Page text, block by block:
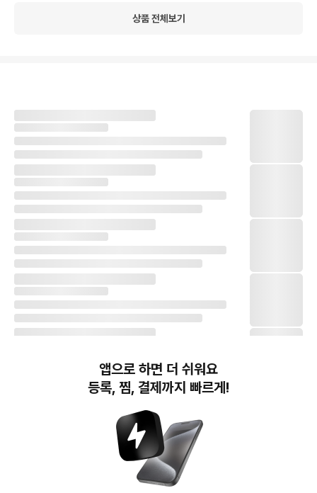
상품 전체보기
번개장터(주) 사업자정보, 이용약관 및 기타 법적고지
번개장터㈜는 통신판매중개자이며, 통신판매의 당사자가 아닙니다. 전자상거래 등에서의
소비자보호에 관한 법률 등 관련 법령 및 번개장터㈜의 약관에 따라 상품, 상품정보, 거래에 관한 책임은
개별 판매자에게 귀속하고, 번개장터㈜는 원칙적으로 회원간 거래에 대하여 책임을 지지 않습니다.
앱으로 하면 더 쉬워요
등록, 찜, 결제까지 빠르게!